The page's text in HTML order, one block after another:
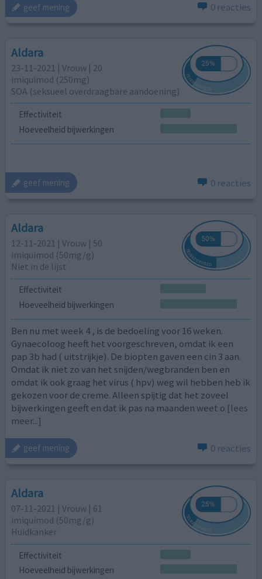
geef mening 0 reacties
Aldara
23-11-2021 | Vrouw | 20
imiquimod (250mg)
SOA (seksueel overdraagbare aandoening)
Effectiviteit
Hoeveelheid bijwerkingen
geef mening 0 reacties
Aldara
12-11-2021 | Vrouw | 50
imiquimod (50mg/g)
Niet in de lijst
Effectiviteit
Hoeveelheid bijwerkingen
Ben nu met week 4 , is de bedoeling voor 16 weken.
Gynaecoloog heeft het voorgeschreven, omdat ik een
pap 3b had ( uitstrijkje). De biopten gaven een cin 3 aan.
Omdat ik niet zo van het snijden/wegbranden ben en
omdat ik ook graag het virus ( hpv) weg wil hebben heb ik
gekozen voor de creme. Alleen spijtig dat het zoveel
bijwerkingen geeft en dat ik pas na maanden weet o [lees
meer...]
geef mening 0 reacties
Aldara
07-11-2021 | Vrouw | 61
imiquimod (50mg/g)
Huidkanker
Effectiviteit
Hoeveelheid bijwerkingen